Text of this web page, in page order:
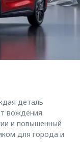
деталь
вождения.
и повышенный
для города и